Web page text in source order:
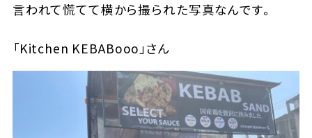
言われて慌てて横から撮られた写真なんです。
「Kitchen KEBABooo」さん